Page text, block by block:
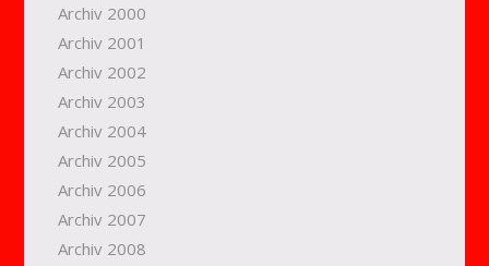
Archiv 2000
Archiv 2001
Archiv 2002
Archiv 2003
Archiv 2004
Archiv 2005
Archiv 2006
Archiv 2007
Archiv 2008